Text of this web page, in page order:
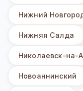
Нижний
Нижняя Салда
Николаевск-на-
Новоаннинский